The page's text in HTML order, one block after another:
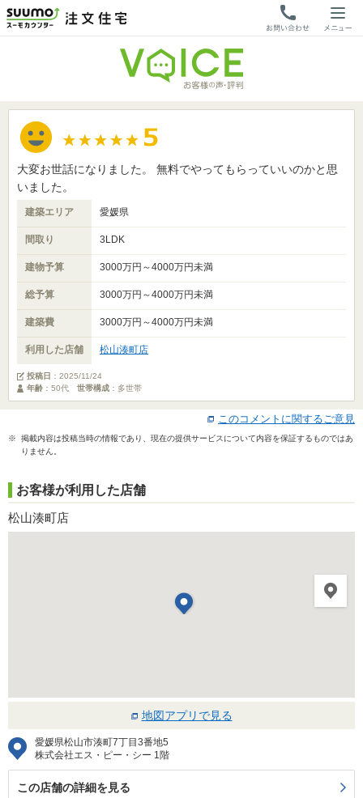
大変お世話になりました。 無料でやってもらっていいのかと思
いました。
建築エリア 愛媛県
間取り 3LDK
建物予算 3000万円～4000万円未満
総予算 3000万円～4000万円未満
建築費 3000万円～4000万円未満
利用した店舗 松山湊町店
投稿日 ： 2025/11/24
年齢 ：50代 世帯構成 ：多世帯
このコメントに関するご意見
※ 掲載内容は投稿当時の情報であり、現在の提供サービスについて内容を保証するものではあ
りません。
お客様が利用した店舗
松山湊町店
地図アプリで見る
愛媛県松山市湊町7丁目3番地5
株式会社エス・ピー・シー 1階
この店舗の詳細を見る